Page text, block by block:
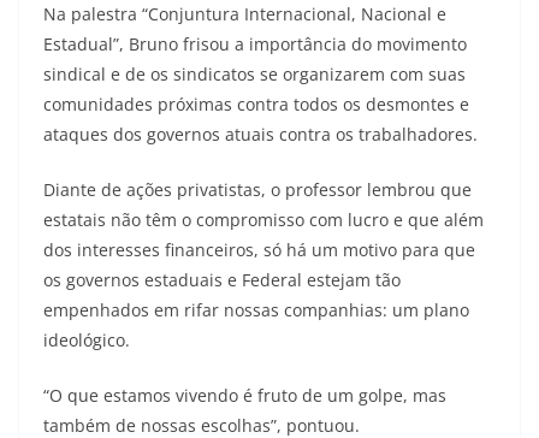
Na palestra “Conjuntura Internacional, Nacional e
Estadual”, Bruno frisou a importância do movimento
sindical e de os sindicatos se organizarem com suas
comunidades próximas contra todos os desmontes e
ataques dos governos atuais contra os trabalhadores.
Diante de ações privatistas, o professor lembrou que
estatais não têm o compromisso com lucro e que além
dos interesses financeiros, só há um motivo para que
os governos estaduais e Federal estejam tão
empenhados em rifar nossas companhias: um plano
ideológico.
“O que estamos vivendo é fruto de um golpe, mas
também de nossas escolhas”, pontuou.